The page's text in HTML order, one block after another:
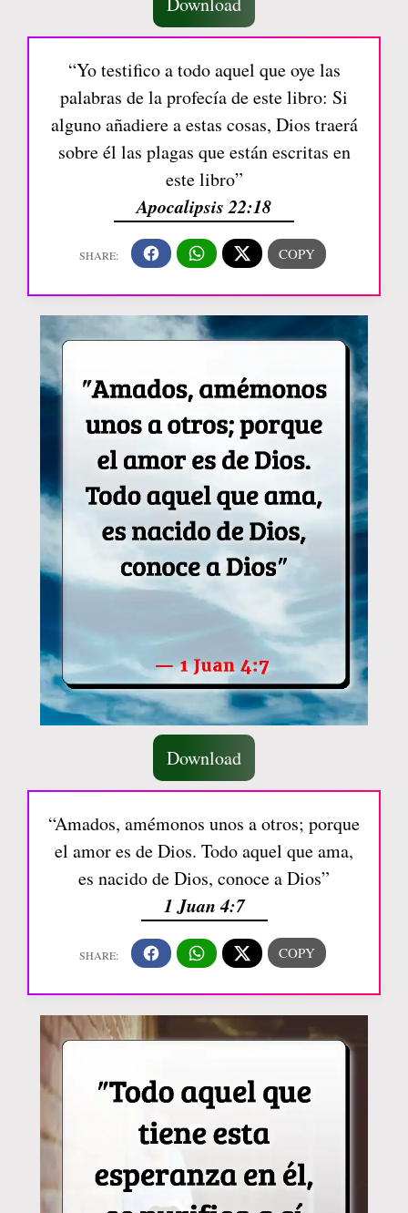
“Yo testifico a todo aquel que oye las
palabras de la profecía de este libro: Si
alguno añadiere a estas cosas, Dios traerá
sobre él las plagas que están escritas en
este libro”
Apocalipsis 22:18
Download
“Amados, amémonos unos a otros; porque
el amor es de Dios. Todo aquel que ama,
es nacido de Dios, conoce a Dios”
1 Juan 4:7